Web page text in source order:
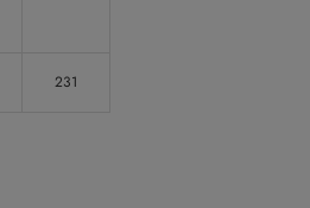
231